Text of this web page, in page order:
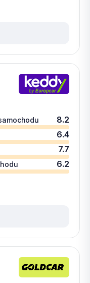
8.2
6.4
7.7
6.2